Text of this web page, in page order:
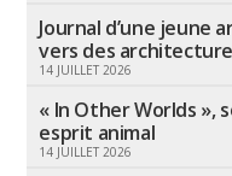
Journal d’une jeune
vers des
14 JUILLET 2026
« In Other Worlds »,
esprit animal
14 JUILLET 2026